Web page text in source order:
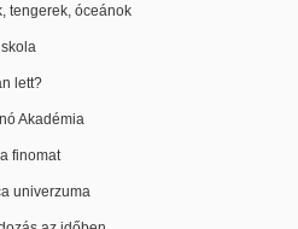
tengerek, óceánok
lett?
Akadémia
finomat
univerzuma